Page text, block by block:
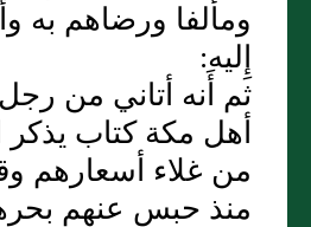
ومألفا ورضاهم به
إِليه:
ثم أَنه أتاني من
أهل مكة كتاب يذكر
من غلاء أسعارهم
منذ حبس عنهم